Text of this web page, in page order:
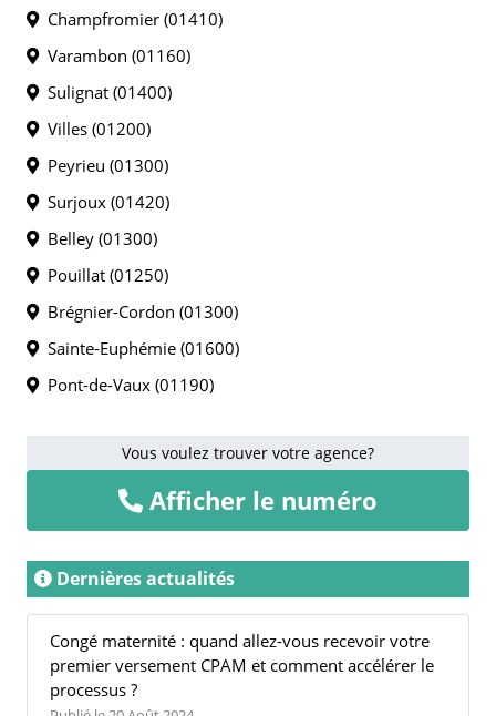
Champfromier (01410)
Varambon (01160)
Sulignat (01400)
Villes (01200)
Peyrieu (01300)
Surjoux (01420)
Belley (01300)
Pouillat (01250)
Brégnier-Cordon (01300)
Sainte-Euphémie (01600)
Pont-de-Vaux (01190)
Vous voulez trouver votre agence?
Afficher le numéro
Dernières actualités
Congé maternité : quand allez-vous recevoir votre
premier versement CPAM et comment accélérer le
processus ?